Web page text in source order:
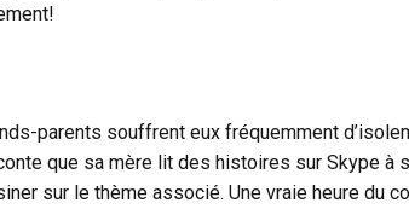
parents souffrent eux fréquemment
que sa mère lit des histoires sur Skype
sur le thème associé. Une vraie heure du